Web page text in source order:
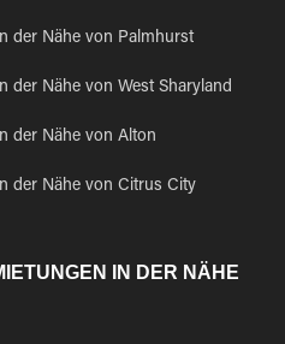
der Nähe von Palmhurst
der Nähe von West Sharyland
der Nähe von Alton
der Nähe von Citrus City
IN DER NÄHE